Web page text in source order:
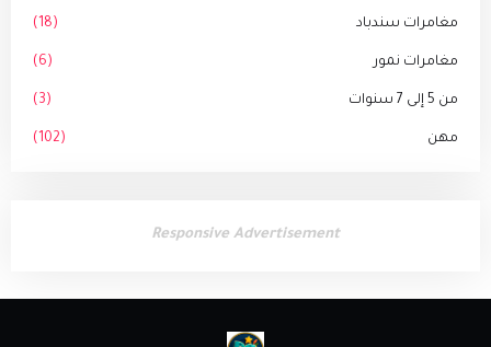
مغامرات سندباد (18)
مغامرات نمور (6)
من 5 إلى 7 سنوات (3)
مهن (102)
Responsive Advertisement